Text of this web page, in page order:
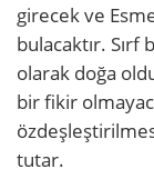
girecek ve
bulacaktır. Sırf
olarak doğa
bir fikir
tutar.